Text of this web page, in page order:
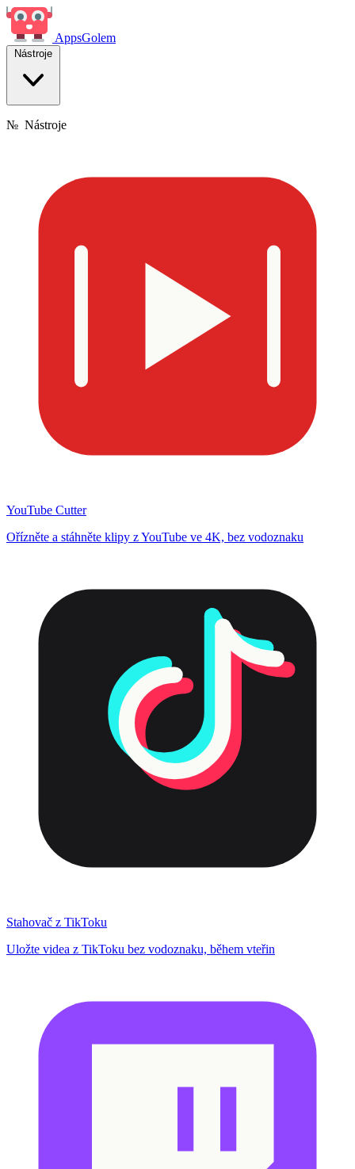
AppsGolem
Nástroje
№ Nástroje
YouTube Cutter
Ořízněte a stáhněte klipy z YouTube ve 4K, bez vodoznaku
Stahovač z TikToku
Uložte videa z TikToku bez vodoznaku, během vteřin